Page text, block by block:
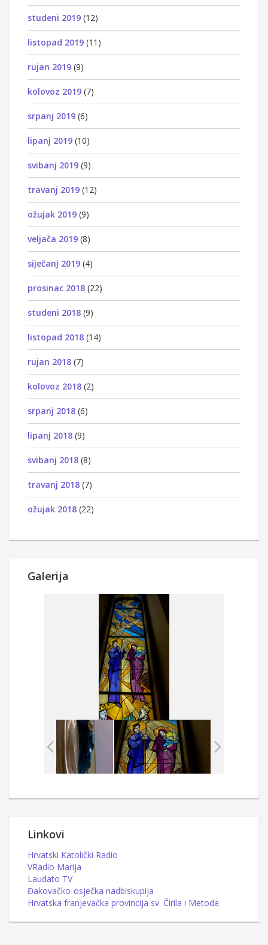
studeni 2019 (12)
listopad 2019 (11)
rujan 2019 (9)
kolovoz 2019 (7)
srpanj 2019 (6)
lipanj 2019 (10)
svibanj 2019 (9)
travanj 2019 (12)
ožujak 2019 (9)
veljača 2019 (8)
siječanj 2019 (4)
prosinac 2018 (22)
studeni 2018 (9)
listopad 2018 (14)
rujan 2018 (7)
kolovoz 2018 (2)
srpanj 2018 (6)
lipanj 2018 (9)
svibanj 2018 (8)
travanj 2018 (7)
ožujak 2018 (22)
Galerija
Linkovi
Hrvatski Katolički Radio
VRadio Marija
Laudato TV
Đakovačko-osječka nadbiskupija
Hrvatska franjevačka provincija sv. Čirila i Metoda